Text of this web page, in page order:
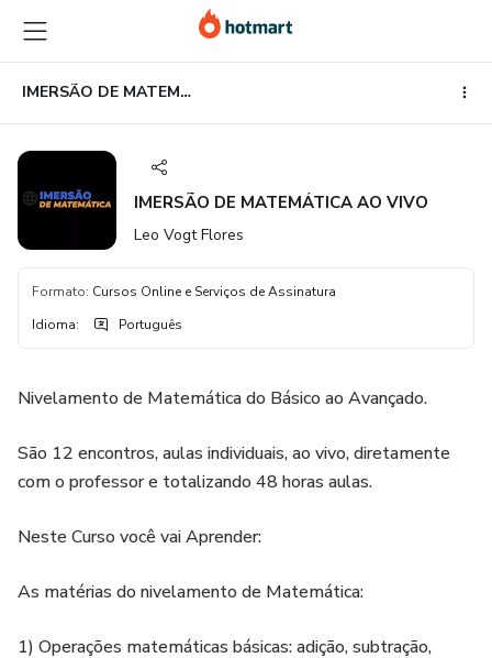
para
o
conteúdo
principal
para
o
pagamento
para
o
rodapé
IMERSÃO DE MATEMÁTICA AO VIVO
IMERSÃO DE MATEMÁTICA AO VIVO
Leo Vogt Flores
Formato: Cursos Online e Serviços de Assinatura
Idioma: Português
Nivelamento de Matemática do Básico ao Avançado.
São 12 encontros, aulas individuais, ao vivo, diretamente
com o professor e totalizando 48 horas aulas.
Neste Curso você vai Aprender:
As matérias do nivelamento de Matemática:
1) Operações matemáticas básicas: adição, subtração,